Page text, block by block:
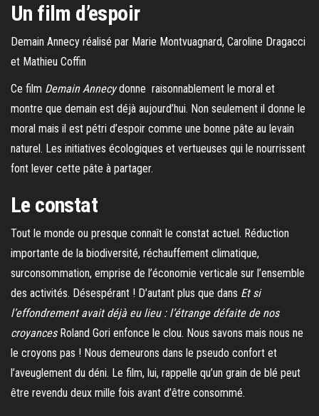
Un film d’espoir
Demain Annecy réalisé par Marie Montvuagnard, Caroline Dragacci
et Mathieu Coffin
Ce film Demain Annecydonne raisonnablement le moral et
montre que demain est déjà aujourd’hui. Non seulement il donne le
moral mais il est pétri d’espoir comme une bonne pâte au levain
naturel. Les initiatives écologiques et vertueuses qui le nourrissent
font lever cette pâte à partager.
Le constat
Tout le monde ou presque connaît le constat actuel. Réduction
importante de la biodiversité, réchauffement climatique,
surconsommation, emprise de l’économie verticale sur l’ensemble
des activités. Désespérant ! D’autant plus que dans Et si
l’effondrement avait déjà eu lieu : l’étrange défaite de nos
croyances Roland Gori enfonce le clou. Nous savons mais nous ne
le croyons pas ! Nous demeurons dans le pseudo confort et
l’aveuglement du déni. Le film, lui, rappelle qu’un grain de blé peut
être revendu deux mille fois avant d’être consommé.